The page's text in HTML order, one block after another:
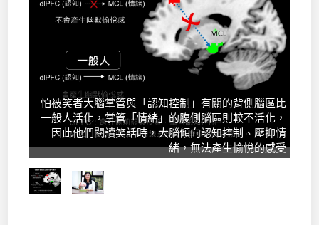
怕被笑者大腦掌管與「認知控制」有關的背側腦區比
一般人活化，掌管「情緒」的腹側腦區則較不活化，
因此他們閱讀笑話時，大腦傾向認知控制、壓抑情
緒，無法產生愉悅的感受